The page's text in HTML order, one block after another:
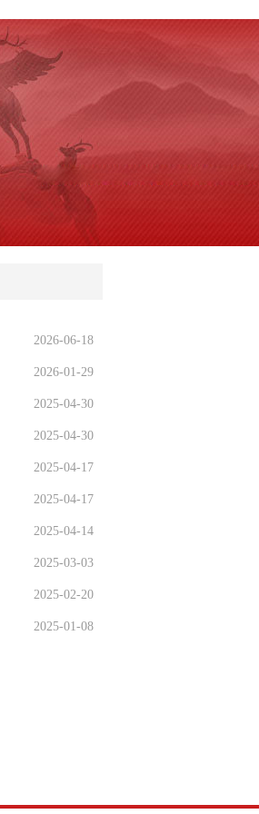
2026-06-18
2026-01-29
2025-04-30
2025-04-30
2025-04-17
2025-04-17
2025-04-14
2025-03-03
2025-02-20
2025-01-08